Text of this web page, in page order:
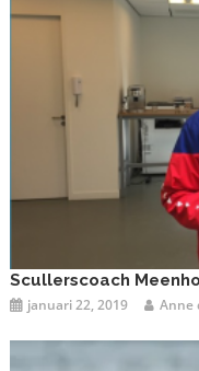
Scullerscoach
januari 22, 2019 Anne